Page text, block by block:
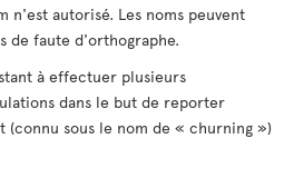
n'est autorisé. Les noms peuvent
de faute d'orthographe.
à effectuer plusieurs
dans le but de reporter
sous le nom de « churning »)